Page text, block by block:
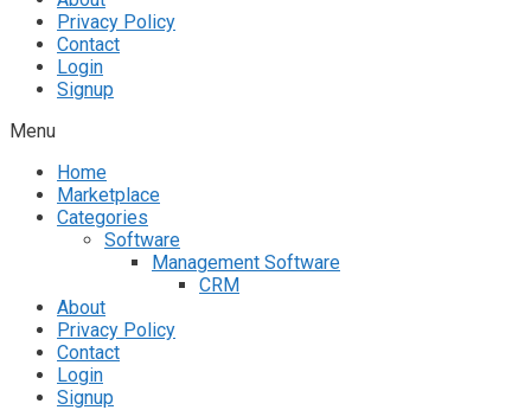
Privacy Policy
Contact
Login
Signup
Menu
Home
Marketplace
Categories
Software
Management Software
CRM
About
Privacy Policy
Contact
Login
Signup